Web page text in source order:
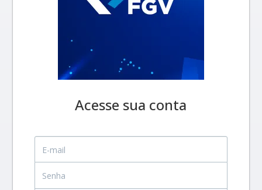
Acesse sua conta
E-mail